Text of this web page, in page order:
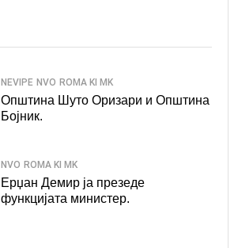
NEVIPE NVO ROMA KI MK
Општина Шуто Оризари и Општина
Бојник.
NVO ROMA KI MK
Ерџан Демир ја презеде
функцијата министер.